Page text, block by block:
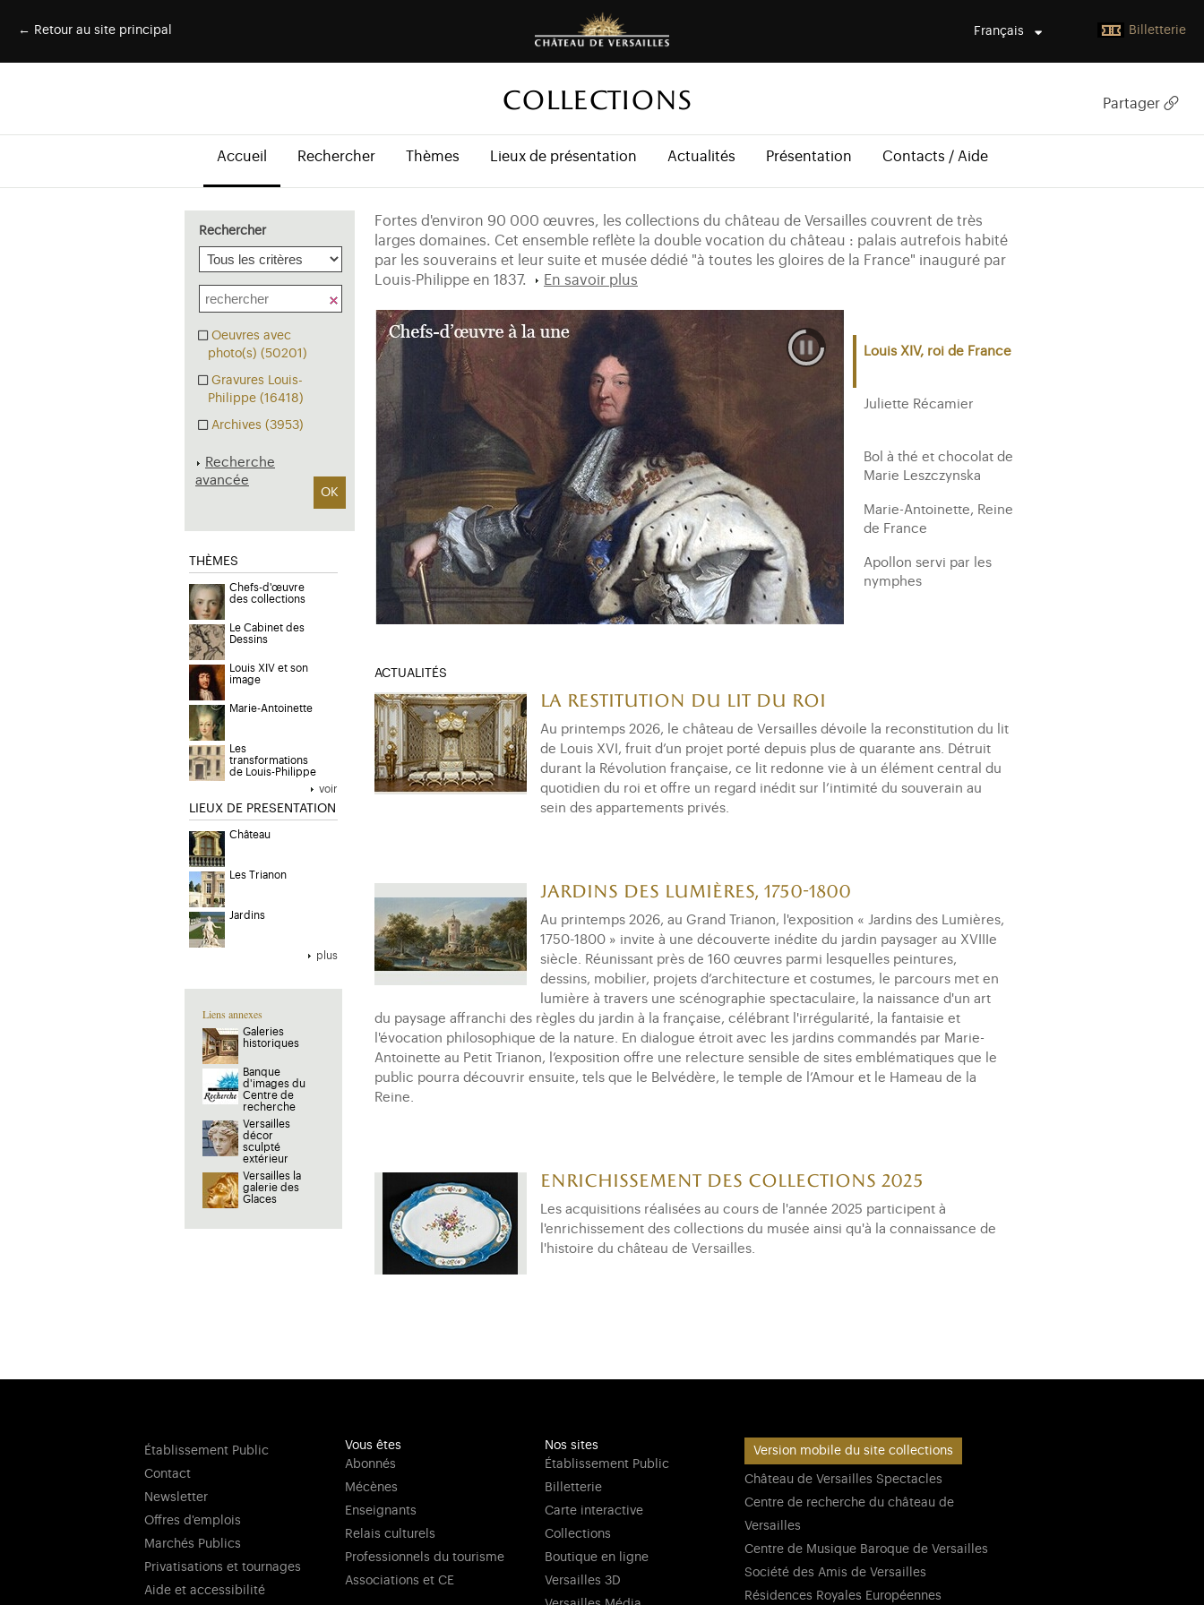
Français Billetterie
← Retour au site principal
COLLECTIONS Partager
Accueil Rechercher Thèmes Lieux de présentation Actualités Présentation Contacts / Aide
Rechercher
Oeuvres avec
photo(s) (50201)
Gravures Louis-
Philippe (16418)
Archives (3953)
Recherche
avancée
OK
THÈMES
Chefs-d'œuvre
des collections
Le Cabinet des
Dessins
Louis XIV et son
image
Marie-Antoinette
Les
transformations
de Louis-Philippe
voir
LIEUX DE PRESENTATION
Château
Les Trianon
Jardins
plus
Liens annexes
Galeries
historiques
Banque
d'images du
Centre de
recherche
Versailles
décor
sculpté
extérieur
Versailles la
galerie des
Glaces
Fortes d'environ 90 000 œuvres, les collections du château de Versailles couvrent de très
larges domaines. Cet ensemble reflète la double vocation du château : palais autrefois habité
par les souverains et leur suite et musée dédié "à toutes les gloires de la France" inauguré par
Louis-Philippe en 1837.
En savoir plus
Louis XIV, roi de France
Juliette Récamier
Bol à thé et chocolat de
Marie Leszczynska
Marie-Antoinette, Reine
de France
Apollon servi par les
nymphes
Laure de Fitz-James,
Princesse de Chimay
Bureau plat de Marie-
Antoinette
ACTUALITÉS
La restitution du lit du roi
Au printemps 2026, le château de Versailles dévoile la reconstitution du lit
de Louis XVI, fruit d’un projet porté depuis plus de quarante ans. Détruit
durant la Révolution française, ce lit redonne vie à un élément central du
quotidien du roi et offre un regard inédit sur l’intimité du souverain au
sein des appartements privés.
Jardins des Lumières, 1750-1800
Au printemps 2026, au Grand Trianon, l'exposition « Jardins des Lumières,
1750-1800 » invite à une découverte inédite du jardin paysager au XVIIIe
siècle. Réunissant près de 160 œuvres parmi lesquelles peintures,
dessins, mobilier, projets d’architecture et costumes, le parcours met en
lumière à travers une scénographie spectaculaire, la naissance d'un art
du paysage affranchi des règles du jardin à la française, célébrant l'irrégularité, la fantaisie et
l'évocation philosophique de la nature. En dialogue étroit avec les jardins commandés par Marie-
Antoinette au Petit Trianon, l’exposition offre une relecture sensible de sites emblématiques que le
public pourra découvrir ensuite, tels que le Belvédère, le temple de l’Amour et le Hameau de la
Reine.
Enrichissement des collections 2025
Les acquisitions réalisées au cours de l'année 2025 participent à
l'enrichissement des collections du musée ainsi qu'à la connaissance de
l'histoire du château de Versailles.
Établissement Public
Contact
Newsletter
Offres d'emplois
Marchés Publics
Privatisations et tournages
Aide et accessibilité
Vous êtes
Abonnés
Mécènes
Enseignants
Relais culturels
Professionnels du tourisme
Associations et CE
Nos sites
Établissement Public
Billetterie
Carte interactive
Collections
Boutique en ligne
Versailles 3D
Version mobile du site collections
Château de Versailles Spectacles
Centre de recherche du château de
Versailles
Centre de Musique Baroque de Versailles
Société des Amis de Versailles
Résidences Royales Européennes